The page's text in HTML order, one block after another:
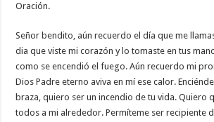
Oración.
Señor bendito, aún recuerdo el día que me
dia que viste mi corazón y lo tomaste en tus
como se encendió el fuego. Aún recuerdo mi
Dios Padre eterno aviva en mí ese calor.
braza, quiero ser un incendio de tu vida. Quiero
todos a mi alrededor. Permíteme ser recipiente